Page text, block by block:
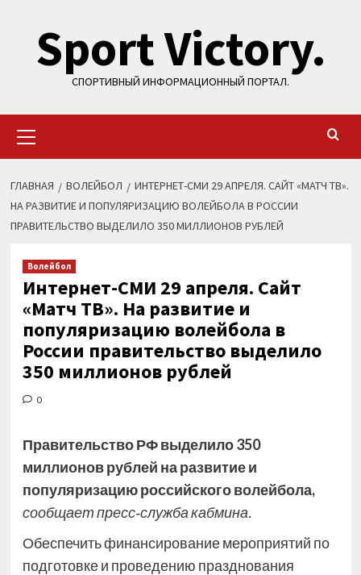
содержимому
Sport Victory.
СПОРТИВНЫЙ ИНФОРМАЦИОННЫЙ ПОРТАЛ.
меню
ГЛАВНАЯ ВОЛЕЙБОЛ
ИНТЕРНЕТ-СМИ 29 АПРЕЛЯ. САЙТ «МАТЧ ТВ».
НА РАЗВИТИЕ И ПОПУЛЯРИЗАЦИЮ ВОЛЕЙБОЛА В РОССИИ
ПРАВИТЕЛЬСТВО ВЫДЕЛИЛО 350 МИЛЛИОНОВ РУБЛЕЙ
Волейбол
Интернет-СМИ 29 апреля. Сайт
«Матч ТВ». На развитие и
популяризацию волейбола в
России правительство выделило
350 миллионов рублей
0
Правительство РФ выделило 350
миллионов рублей на развитие и
популяризацию российского волейбола,
сообщает пресс‑служба кабмина.
Обеспечить финансирование мероприятий по
подготовке и проведению празднования